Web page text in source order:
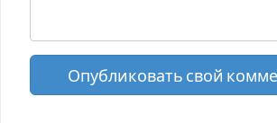
Опубликовать свой